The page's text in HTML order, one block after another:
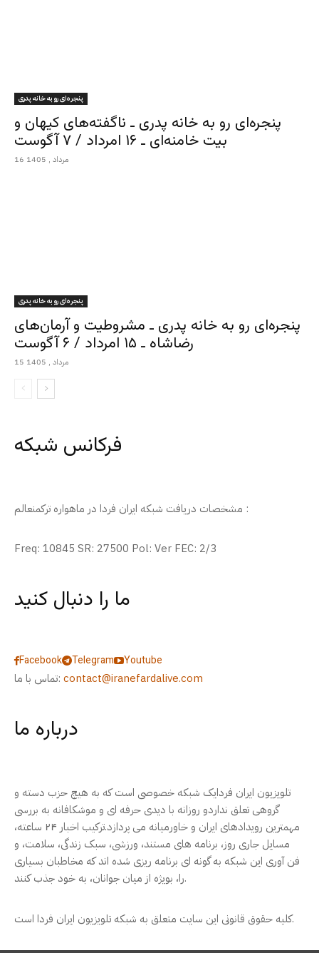
پنجره‌ای رو به خانه پدری
پنجره‌ای رو به خانه پدری ـ ناگفته‌های کیهان و
بیت خامنه‌ای ـ ۱۶ امرداد / ۷ آگوست
16 مرداد , 1405
پنجره‌ای رو به خانه پدری
پنجره‌ای رو به خانه پدری ـ مشروطیت و آرمان‌های
رضاشاه ـ ۱۵ امرداد / ۶ آگوست
15 مرداد , 1405
فرکانس شبکه
مشخصات دریافت شبکه ایران فردا در ماهواره ترکمنعالم :
Freq: 10845 SR: 27500 Pol: Ver FEC: 2/3
ما را دنبال کنید
Facebook Telegram
Youtube
تماس با ما: contact@iranefardalive.com
درباره ما
تلویزیون ایران فردایک شبکه خصوصی است که به هیچ حزب دسته و
گروهی تعلق نداردو روزانه با دیدی حرفه ای و موشکافانه به بررسی
مهمترین رویدادهای ایران و خاورمیانه می پردازد.ترکیب اخبار ۲۴ ساعته،
مسایل جاری روز، برنامه های مستند، ورزشی، سبک زندگی، سلامت، و
فن آوری این شبکه به گونه ای برنامه ریزی شده اند که مخاطبان بسیاری
را، بویژه از میان جوانان، به خود جذب کنند.
کلیه حقوق قانونی این سایت متعلق به شبکه تلویزیون ایران فردا است.